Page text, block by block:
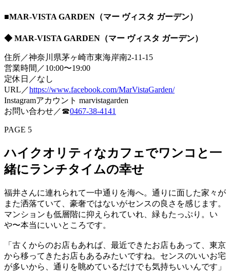
■MAR-VISTA GARDEN（マー ヴィスタ ガーデン）
◆ MAR-VISTA GARDEN（マー ヴィスタ ガーデン）
住所／神奈川県茅ヶ崎市東海岸南2-11-15
営業時間／10:00〜19:00
定休日／なし
URL／https://www.facebook.com/MarVistaGarden/
Instagramアカウント marvistagarden
お問い合わせ／☎︎0467-38-4141
PAGE 5
ハイクオリティなカフェでワンコと一
緒にランチタイムの幸せ
福井さんに連れられて一中通りを海へ。通りに面した家々が
また洒落ていて、豪奢ではないがセンスの良さを感じます。
マンションも低層階に抑えられていれ、緑もたっぷり。い
や〜本当にいいところです。
「古くからのお店もあれば、最近できたお店もあって、東京
から移ってきたお店もあるみたいですね。センスのいいお宅
が多いから、通りを眺めているだけでも気持ちいいんです」